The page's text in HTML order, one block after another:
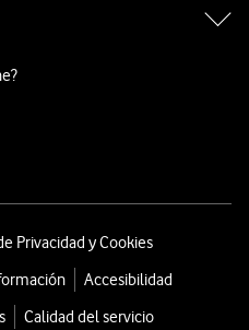
Privacidad y Cookies
Accesibilidad
Calidad del servicio